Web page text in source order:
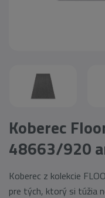
Koberec
48663/920
Koberec z kolekcie
pre tých, ktorý si túžia